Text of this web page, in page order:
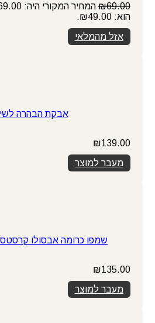
₪69.00 המחיר המקורי היה: ₪69.00.
הוא: ₪49.00.
אזל מהמלאי
אבקת הבהרה
₪139.00
מעבר למוצר
שמפו כרומה אבסולו קרסטס CHROMA ABSOLU
₪135.00
מעבר למוצר